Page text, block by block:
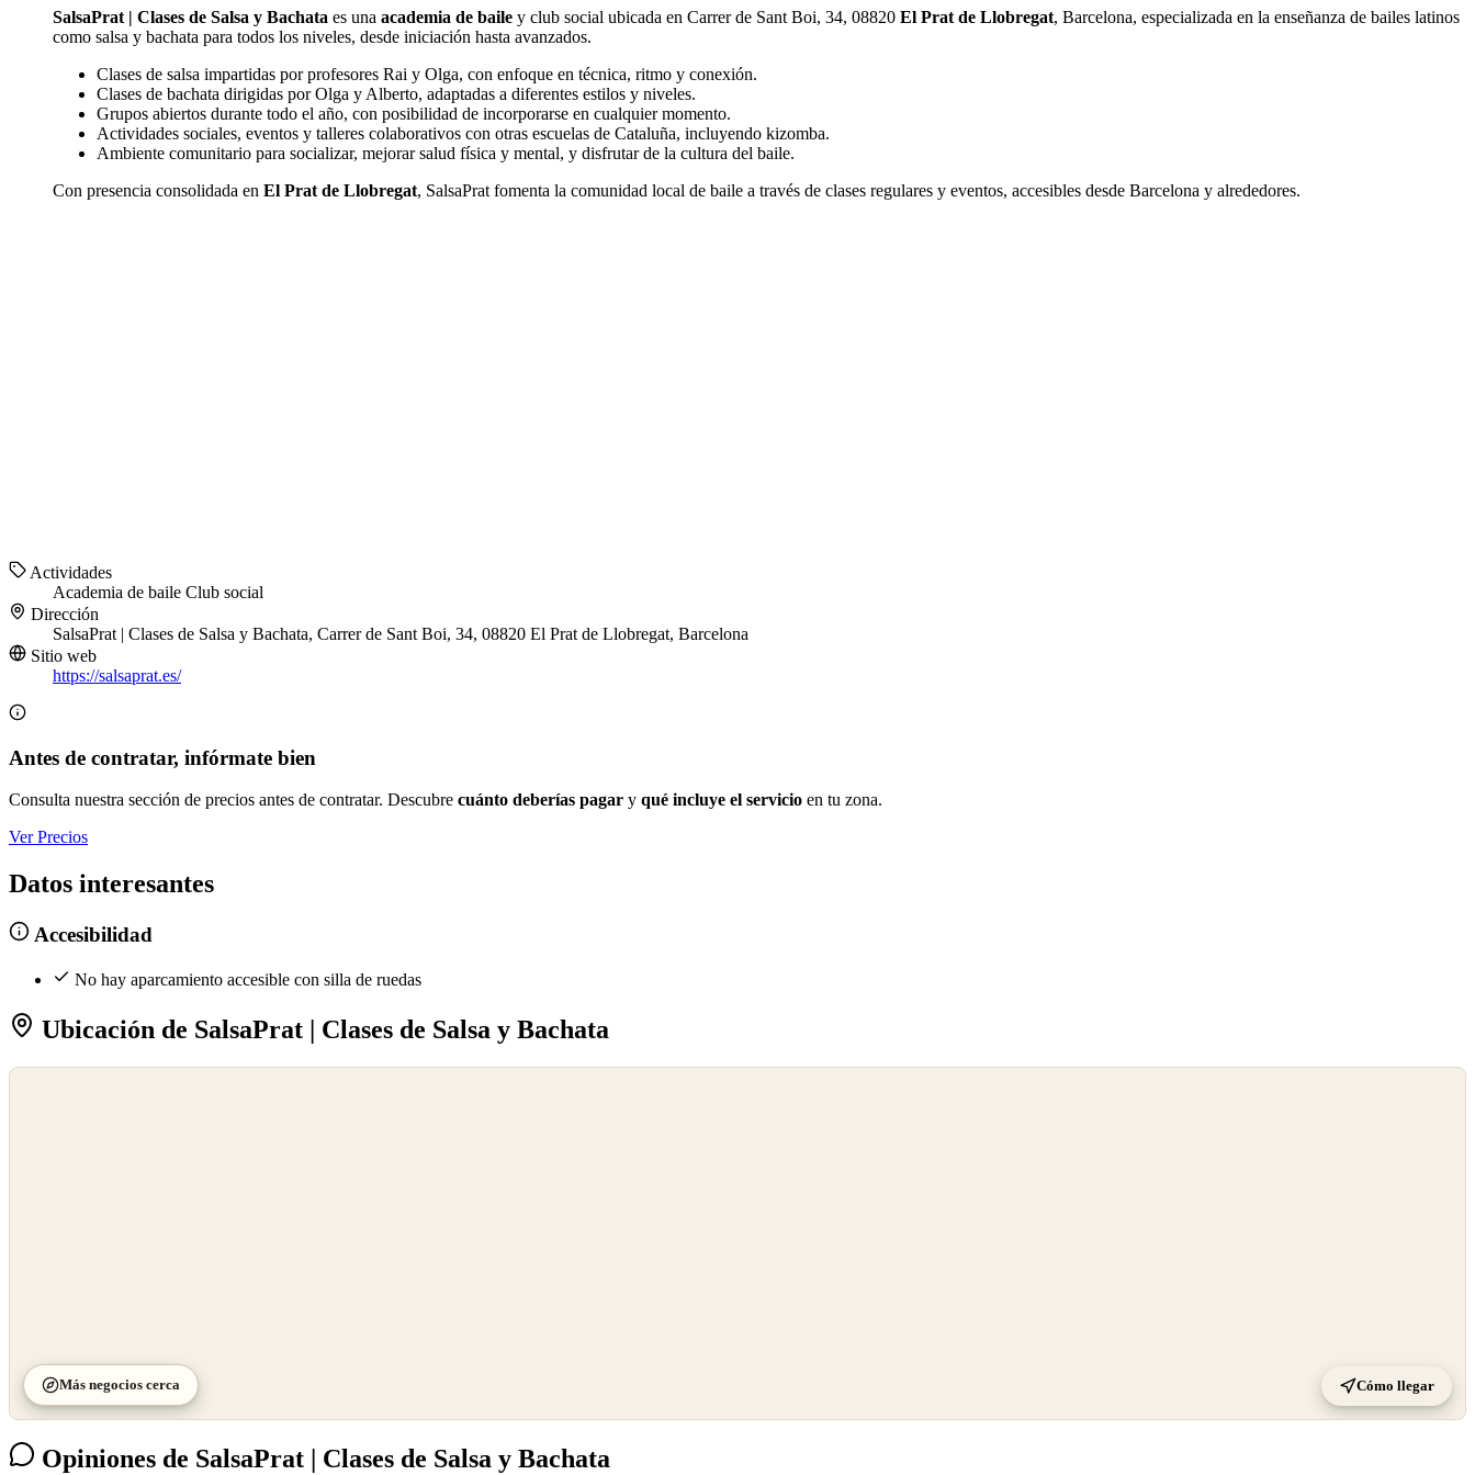
SalsaPrat | Clases de Salsa y Bachata es una academia de baile y club social ubicada en Carrer de Sant Boi, 34, 08820 El Prat de Llobregat, Barcelona, especializada en la enseñanza de bailes latinos
como salsa y bachata para todos los niveles, desde iniciación hasta avanzados.
Clases de salsa impartidas por profesores Rai y Olga, con enfoque en técnica, ritmo y conexión.
Clases de bachata dirigidas por Olga y Alberto, adaptadas a diferentes estilos y niveles.
Grupos abiertos durante todo el año, con posibilidad de incorporarse en cualquier momento.
Actividades sociales, eventos y talleres colaborativos con otras escuelas de Cataluña, incluyendo kizomba.
Ambiente comunitario para socializar, mejorar salud física y mental, y disfrutar de la cultura del baile.
Con presencia consolidada en El Prat de Llobregat, SalsaPrat fomenta la comunidad local de baile a través de clases regulares y eventos, accesibles desde Barcelona y alrededores.
Actividades
Academia de baile Club social
Dirección
SalsaPrat | Clases de Salsa y Bachata, Carrer de Sant Boi, 34, 08820 El Prat de Llobregat, Barcelona
Sitio web
https://salsaprat.es/
Antes de contratar, infórmate bien
Consulta nuestra sección de precios antes de contratar. Descubre cuánto deberías pagar y qué incluye el servicio en tu zona.
Ver Precios
Datos interesantes
Accesibilidad
No hay aparcamiento accesible con silla de ruedas
Ubicación de SalsaPrat | Clases de Salsa y Bachata
Más negocios cerca Cómo llegar
Opiniones de SalsaPrat | Clases de Salsa y Bachata